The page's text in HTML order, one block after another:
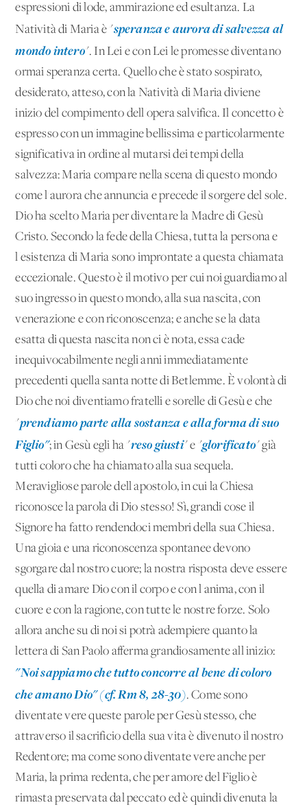
espressioni di lode, ammirazione ed esultanza. La
Natività di Maria è "speranza e aurora di salvezza al
mondo intero". In Lei e con Lei le promesse diventano
ormai speranza certa. Quello che è stato sospirato,
desiderato, atteso, con la Natività di Maria diviene
inizio del compimento dell'opera salvifica. Il concetto è
espresso con un'immagine bellissima e particolarmente
significativa in ordine al mutarsi dei tempi della
salvezza: Maria compare nella scena di questo mondo
come l'aurora che annuncia e precede il sorgere del sole.
Dio ha scelto Maria per diventare la Madre di Gesù
Cristo. Secondo la fede della Chiesa, tutta la persona e
l'esistenza di Maria sono improntate a questa chiamata
eccezionale. Questo è il motivo per cui noi guardiamo al
suo ingresso in questo mondo, alla sua nascita, con
venerazione e con riconoscenza; e anche se la data
esatta di questa nascita non ci è nota, essa cade
inequivocabilmente negli anni immediatamente
precedenti quella santa notte di Betlemme. È volontà di
Dio che noi diventiamo fratelli e sorelle di Gesù e che
"prendiamo parte alla sostanza e alla forma di suo
Figlio"; in Gesù egli ha "reso giusti" e "glorificato" già
tutti coloro che ha chiamato alla sua sequela.
Meravigliose parole dell'apostolo, in cui la Chiesa
riconosce la parola di Dio stesso! Sì, grandi cose il
Signore ha fatto rendendoci membri della sua Chiesa.
Una gioia e una riconoscenza spontanee devono
sgorgare dal nostro cuore; la nostra risposta deve essere
quella di amare Dio con il corpo e con l'anima, con il
cuore e con la ragione, con tutte le nostre forze. Solo
allora anche su di noi si potrà adempiere quanto la
lettera di San Paolo afferma grandiosamente all'inizio:
"Noi sappiamo che tutto concorre al bene di coloro
che amano Dio" (cf. Rm 8, 28-30). Come sono
diventate vere queste parole per Gesù stesso, che
attraverso il sacrificio della sua vita è divenuto il nostro
Redentore; ma come sono diventate vere anche per
Maria, la prima redenta, che per amore del Figlio è
rimasta preservata dal peccato ed è quindi divenuta la